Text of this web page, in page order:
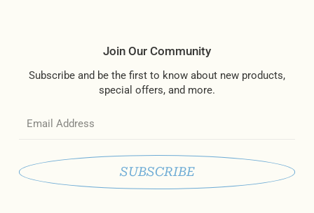
Join Our Community
Subscribe and be the first to know about new products,
special offers, and more.
SUBSCRIBE